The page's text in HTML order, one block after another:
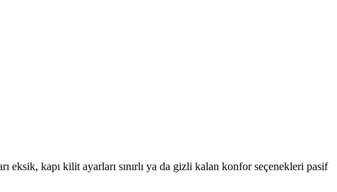
eksik, kapı kilit ayarları sınırlı ya da gizli kalan konfor seçenekleri pasif